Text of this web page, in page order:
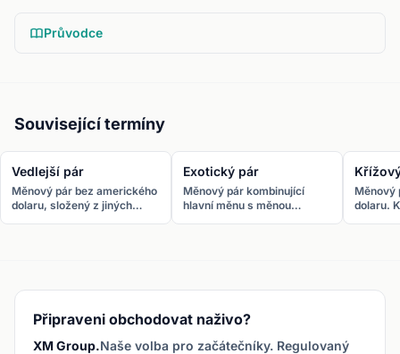
Průvodce
Související termíny
Vedlejší pár
Měnový pár bez amerického
dolaru, složený z jiných
Exotický pár
Měnový pár kombinující
hlavní měnu s měnou
Měnový
dolaru.
Připraveni obchodovat naživo?
XM Group.Naše volba pro začátečníky. Regulovaný